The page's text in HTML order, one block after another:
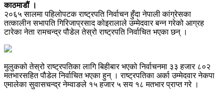
काठमाडौं ।
२०६५ सालमा पहिलोपटक राष्ट्रपति निर्वाचन हुँदा नेपाली कांग्रेसका
तत्कालीन सभापति गिरिजाप्रसाद कोइरालाले उम्मेदवार बन्न गरेको आग्रह
टारेका नेता रामचन्द्र पौडेल तेस्रो राष्ट्रपति निर्वाचित भएका छन् ।
मुलुकको तेस्रो राष्ट्रपतिका लागि बिहीबार भएको निर्वाचनमा ३३ हजार ८०२
मतभारसहित पौडेल निर्वाचित भएका हुन् । राष्ट्रपतिका अर्का उम्मेदवार नेकपा
एमालेका सुवासचन्द्र नेम्वाङले १५ हजार ५ सय १८ मतभार प्राप्त गरे ।